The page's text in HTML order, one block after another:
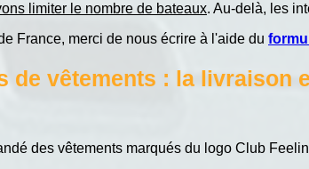
limiter le nombre de bateaux. Au-delà, les
France, merci de nous écrire à l'aide du
de vêtements : la livraison
des vêtements marqués du logo Club